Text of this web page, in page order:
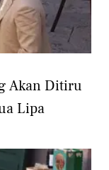
Akan Ditiru
Lipa